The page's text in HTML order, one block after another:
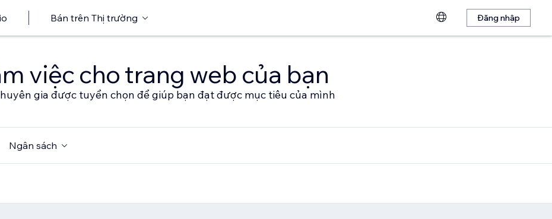
Bán trên Thị trường Đăng nhập
việc cho trang web của bạn
gia được tuyển chọn để giúp bạn đạt được mục tiêu của mình
Ngân sách